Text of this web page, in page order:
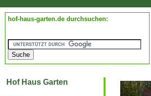
hof-haus-garten.de durchsuchen:
Hof Haus Garten